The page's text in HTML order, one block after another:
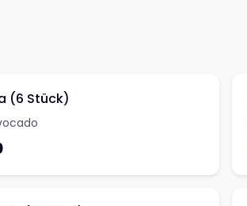
(6 Stück)